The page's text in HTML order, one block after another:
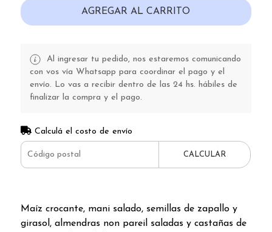
AGREGAR AL CARRITO
Al ingresar tu pedido, nos estaremos comunicando
con vos vía Whatsapp para coordinar el pago y el
envío. Lo vas a recibir dentro de las 24 hs. hábiles de
finalizar la compra y el pago.
Calculá el costo de envío
CALCULAR
Maíz crocante, mani salado, semillas de zapallo y
girasol, almendras non pareil saladas y castañas de